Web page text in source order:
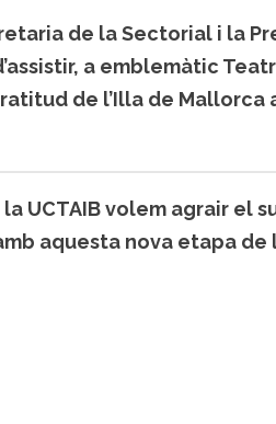
de la Sectorial i la
a emblemàtic
de l’Illa de Mallorca
UCTAIB volem agrair el
aquesta nova etapa de